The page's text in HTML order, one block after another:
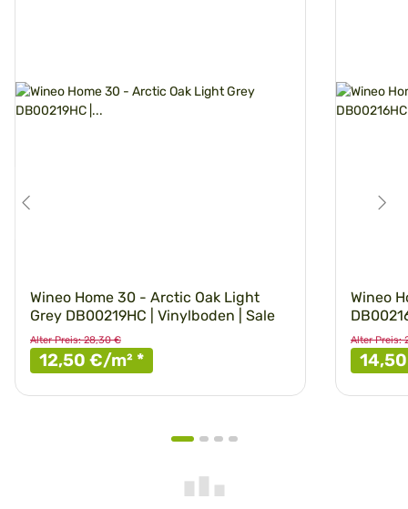
Wineo Home 30 - Arctic Oak Light
Grey DB00219HC | Vinylboden | Sale
Alter Preis: 28,30 €
12,50 €/m² *
Wineo
Alter Preis: